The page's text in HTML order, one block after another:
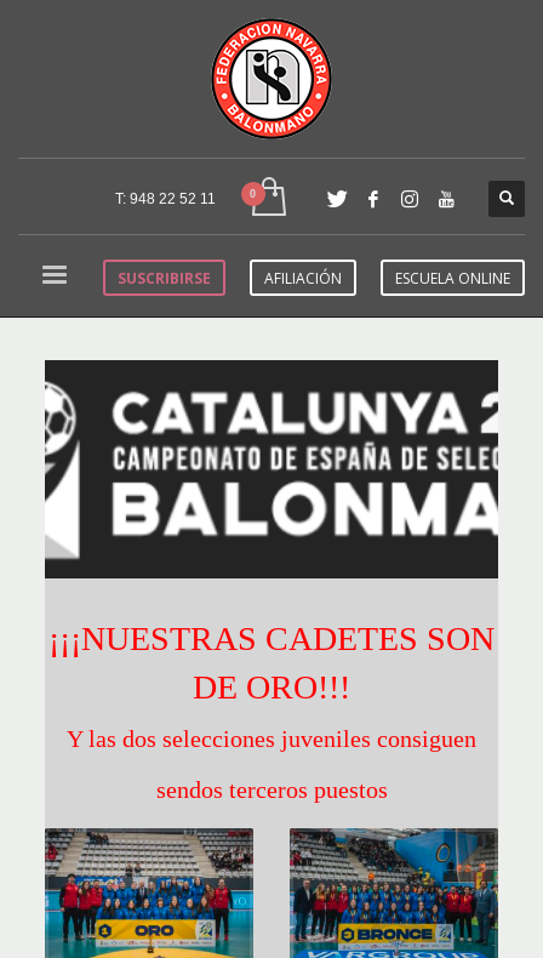
T: 948 22 52 11
SUSCRIBIRSE AFILIACIÓN ESCUELA ONLINE
¡¡¡NUESTRAS CADETES SON
DE ORO!!!
Y las dos selecciones juveniles consiguen
sendos terceros puestos